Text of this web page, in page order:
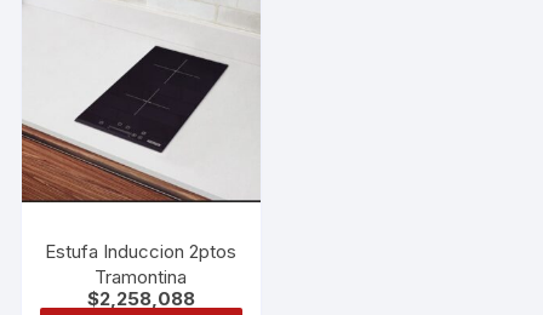
Estufa Induccion 2ptos
Tramontina
$2,258,088